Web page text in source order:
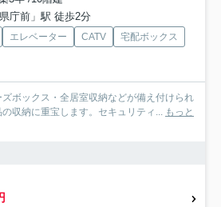
庁前」駅 徒歩2分
エレベーター CATV
宅配ボックス
ボックス・全居室収納などが備え付けられ
収納に重宝します。セキュリティ... もっと